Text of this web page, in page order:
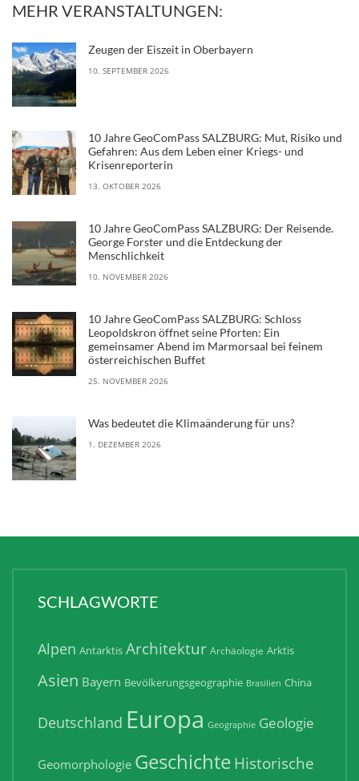
MEHR VERANSTALTUNGEN:
Zeugen der Eiszeit in Oberbayern
10. SEPTEMBER 2026
10 Jahre GeoComPass SALZBURG: Mut, Risiko und
Gefahren: Aus dem Leben einer Kriegs- und
Krisenreporterin
13. OKTOBER 2026
10 Jahre GeoComPass SALZBURG: Der Reisende.
George Forster und die Entdeckung der
Menschlichkeit
10. NOVEMBER 2026
10 Jahre GeoComPass SALZBURG: Schloss
Leopoldskron öffnet seine Pforten: Ein
gemeinsamer Abend im Marmorsaal bei feinem
österreichischen Buffet
25. NOVEMBER 2026
Was bedeutet die Klimaänderung für uns?
1. DEZEMBER 2026
SCHLAGWORTE
Alpen Antarktis Architektur Archäologie Arktis
Asien Bayern Bevölkerungsgeographie Brasilien China
Deutschland Europa Geographie Geologie
Geomorphologie GeschichteHistorische